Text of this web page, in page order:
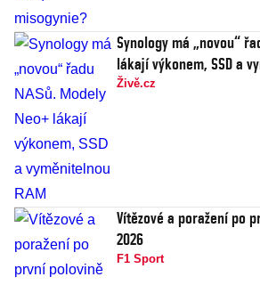
Synology má „novou“
lákají výkonem, SSD a
Živě.cz
Vítězové a poražení po
2026
F1 Sport